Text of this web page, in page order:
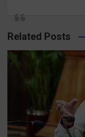
Related Posts